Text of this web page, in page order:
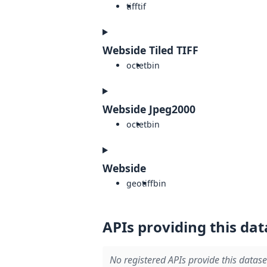
tifftif
Webside Tiled TIFF
octetbin
Webside Jpeg2000
octetbin
Webside
geotiffbin
APIs providing this
No registered APIs provide this